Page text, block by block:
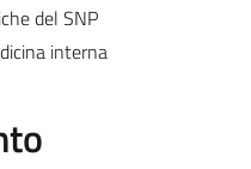
del SNP
interna